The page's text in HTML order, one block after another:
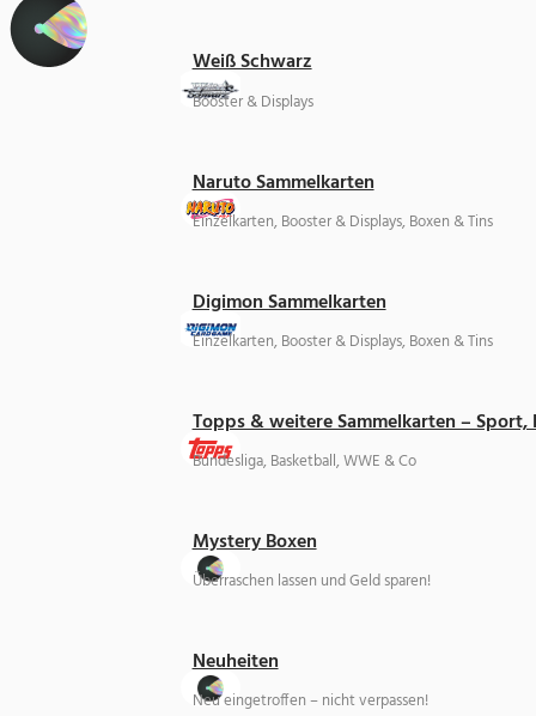
Weiß Schwarz
Booster & Displays
Naruto Sammelkarten
Einzelkarten, Booster & Displays, Boxen & Tins
Digimon Sammelkarten
Einzelkarten, Booster & Displays, Boxen & Tins
Topps & weitere Sammelkarten –
Bundesliga, Basketball, WWE & Co
Mystery Boxen
Überraschen lassen und Geld sparen!
Neuheiten
Neu eingetroffen – nicht verpassen!